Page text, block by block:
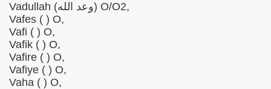
Vadullah (وعد الله) O/O2,
Vafes ( ) O,
Vafi ( ) O,
Vafik ( ) O,
Vafire ( ) O,
Vafiye ( ) O,
Vaha ( ) O,